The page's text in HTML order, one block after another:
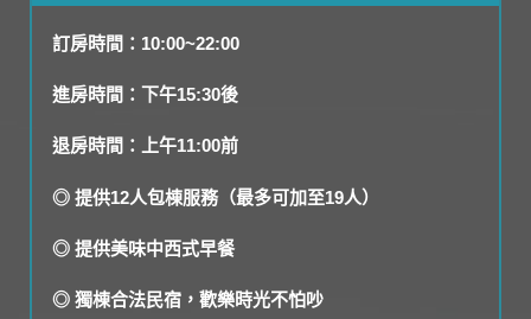
訂房時間：10:00~22:00
進房時間：下午15:30後
退房時間：上午11:00前
◎ 提供12人包棟服務（最多可加至19人）
◎ 提供美味中西式早餐
◎ 獨棟合法民宿，歡樂時光不怕吵